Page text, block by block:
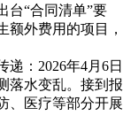
“合同清单”要
额外费用的项目，
：2026年4月6日
落水变乱。接到报
、医疗等部分开展